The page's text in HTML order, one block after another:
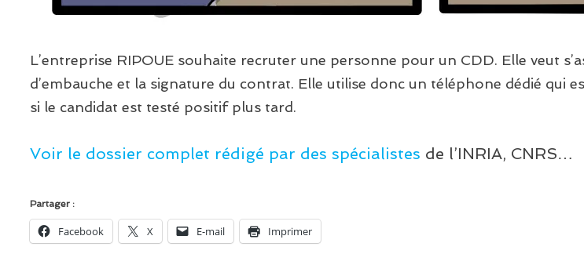
L’entreprise RIPOUE souhaite recruter une personne pour un CDD. Elle veut
d’embauche et la signature du contrat. Elle utilise donc un téléphone dédié qui
si le candidat est testé positif plus tard.
Voir le dossier complet rédigé par des spécialistes de l’INRIA, CNRS…
Partager :
Facebook X E-mail Imprimer